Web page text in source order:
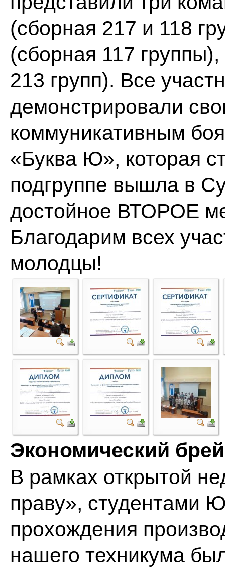
(сборная 217 и 118
(сборная 117
213 групп). Все
демонстрировали
коммуникативным
«Буква Ю», которая
подгруппе вышла в
достойное ВТОРОЕ
Благодарим всех
молодцы!
Экономический
В рамках открытой
праву», студентами
прохождения
нашего техникума